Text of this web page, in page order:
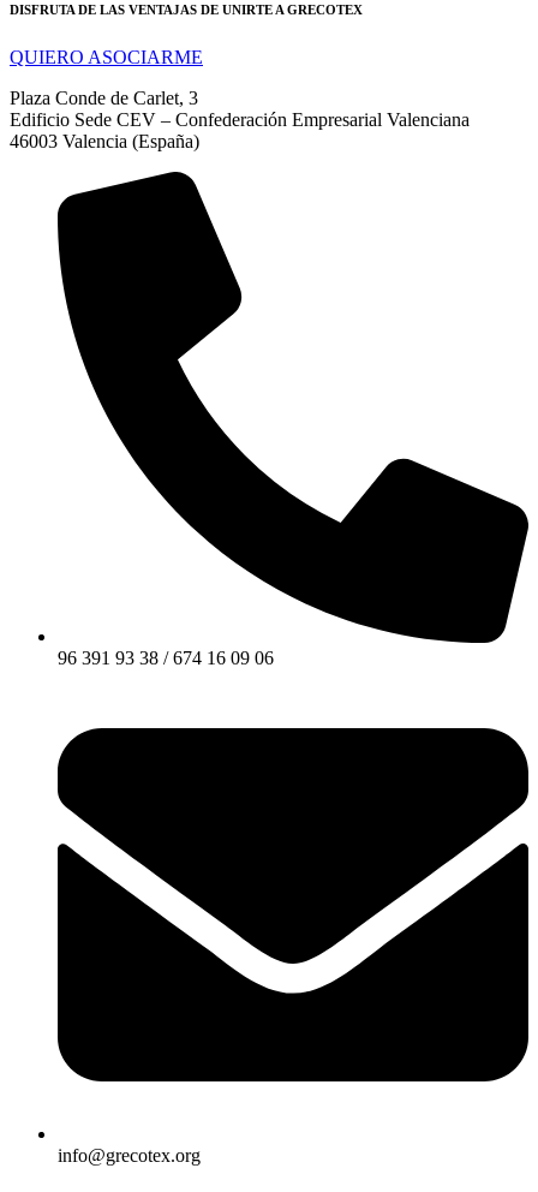
DISFRUTA DE LAS VENTAJAS DE UNIRTE A GRECOTEX
QUIERO ASOCIARME
Plaza Conde de Carlet, 3
Edificio Sede CEV – Confederación Empresarial Valenciana
46003 Valencia (España)
96 391 93 38 / 674 16 09 06
info@grecotex.org